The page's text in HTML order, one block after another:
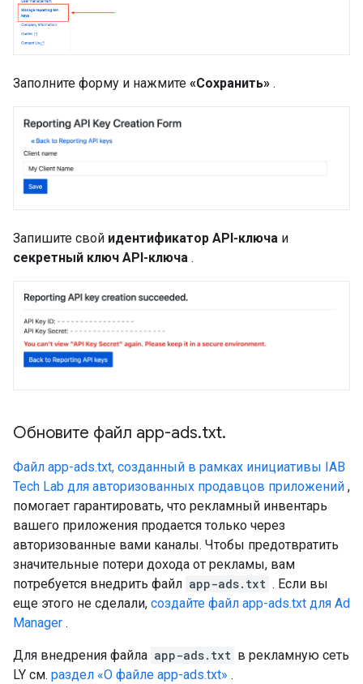
Заполните форму и нажмите «Сохранить» .
Запишите свой идентификатор API-ключа и
секретный ключ API-ключа .
Обновите файл app-ads.txt.
Файл app-ads.txt, созданный в рамках инициативы IAB
Tech Lab для авторизованных продавцов приложений ,
помогает гарантировать, что рекламный инвентарь
вашего приложения продается только через
авторизованные вами каналы. Чтобы предотвратить
значительные потери дохода от рекламы, вам
потребуется внедрить файл app-ads.txt . Если вы
еще этого не сделали, создайте файл app-ads.txt для Ad
Manager .
Для внедрения файла app-ads.txt в рекламную сеть
LY см. раздел «О файле app-ads.txt» .